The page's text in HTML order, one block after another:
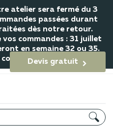
atelier sera fermé du 3
passées durant
dès notre retour.
commandes : 31 juillet
en semaine 32 ou 35.
Devis gratuit